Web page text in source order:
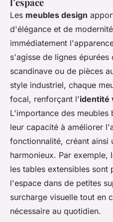
Les meubles design
d'élégance et de
immédiatement
s'agisse de lignes
scandinave ou de pièces
style industriel, chaque
focal, renforçant l'identité
L'importance des meubles
leur capacité à améliorer
fonctionnalité, créant ainsi
harmonieux. Par exemple,
les tables extensibles
l'espace dans de petites
surcharge visuelle tout en
nécessaire au quotidien.